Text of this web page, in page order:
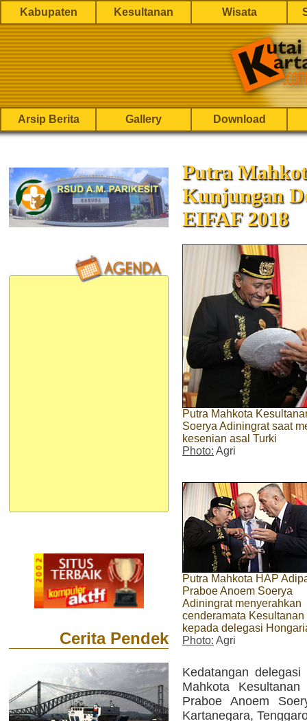
Kabupaten Kesultanan Wisata
Arsip Berita Gallery Download
Cerita Pendek
Putra
Kunjungan
EIFAF 2018
Putra Mahkota
Soerya Adiningrat saat
kesenian asal Turki
Photo: Agri
Putra Mahkota HAP
Praboe Anoem Soerya
Adiningrat menyerahkan
cenderamata Kesultanan
kepada delegasi
Photo: Agri
Kedatangan
Mahkota
Praboe Anoem
Kartanegara,